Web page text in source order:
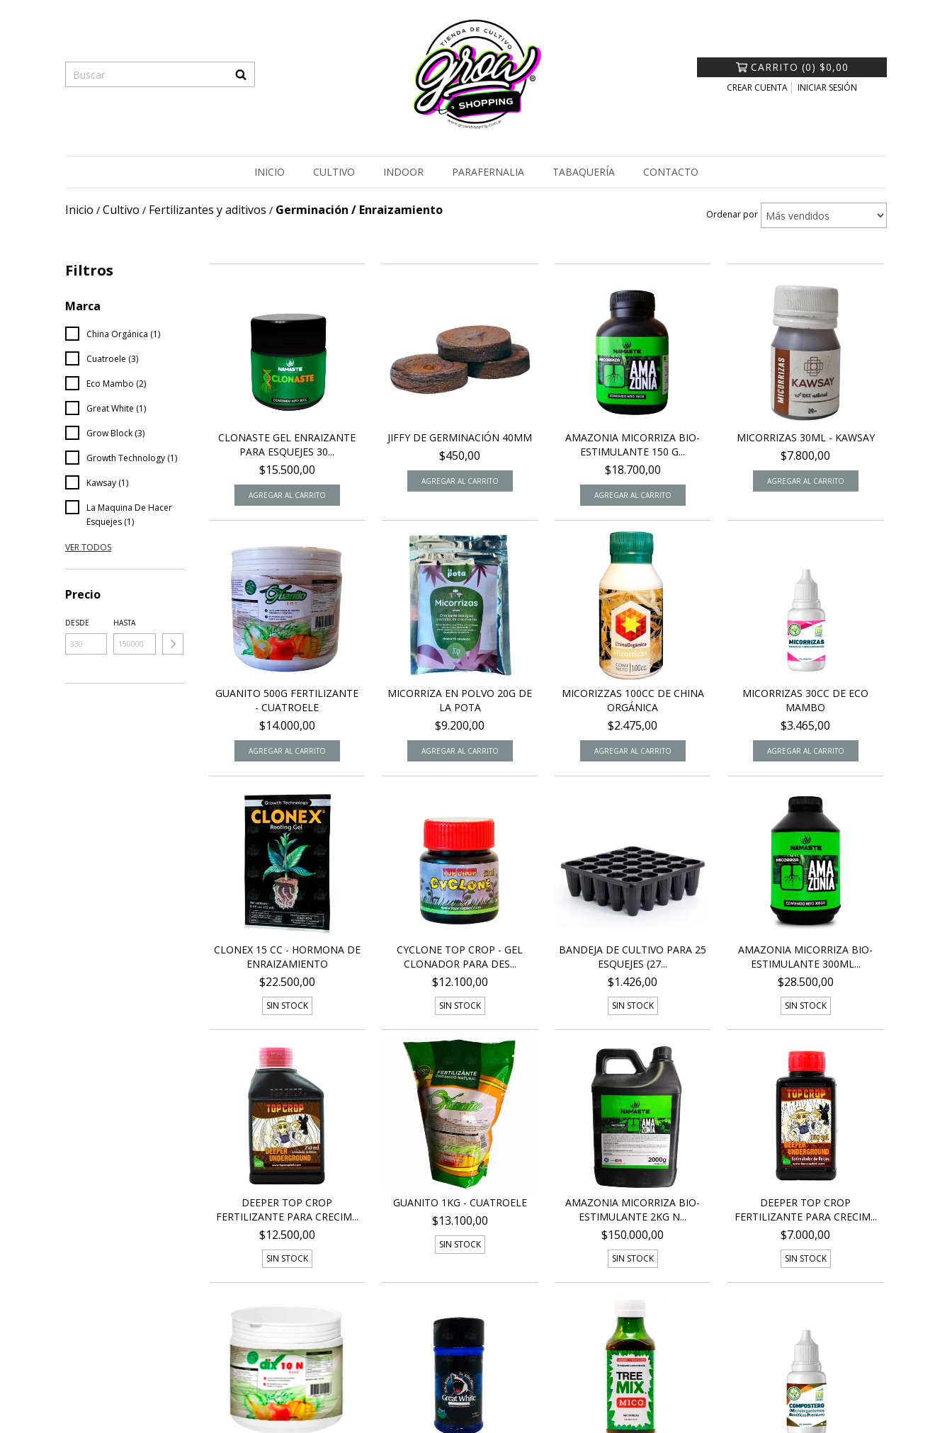
CARRITO (0) $0,00
CREAR CUENTA INICIAR SESIÓN
INICIO CULTIVO INDOOR PARAFERNALIA TABAQUERÍA CONTACTO
Inicio / Cultivo / Fertilizantes y aditivos / Germinación / Enraizamiento Ordenar por
Filtros
Marca
China Orgánica (1)
Cuatroele (3)
Eco Mambo (2)
Great White (1)
Grow Block (3)
Growth Technology (1)
Kawsay (1)
La Maquina De Hacer
Esquejes (1)
VER TODOS
Precio
DESDE HASTA
CLONASTE GEL ENRAIZANTE
PARA ESQUEJES 30...
$15.500,00
JIFFY DE GERMINACIÓN 40MM
$450,00
AMAZONIA MICORRIZA BIO-
ESTIMULANTE 150 G...
$18.700,00
MICORRIZAS 30ML - KAWSAY
$7.800,00
GUANITO 500G FERTILIZANTE
- CUATROELE
$14.000,00
MICORRIZA EN POLVO 20G DE
LA POTA
$9.200,00
MICORIZZAS 100CC DE CHINA
ORGÁNICA
$2.475,00
MICORRIZAS 30CC DE ECO
MAMBO
$3.465,00
CLONEX 15 CC - HORMONA DE
ENRAIZAMIENTO
$22.500,00
SIN STOCK
CYCLONE TOP CROP - GEL
CLONADOR PARA DES...
$12.100,00
SIN STOCK
BANDEJA DE CULTIVO PARA 25
ESQUEJES (27...
$1.426,00
SIN STOCK
AMAZONIA MICORRIZA BIO-
ESTIMULANTE 300ML...
$28.500,00
SIN STOCK
DEEPER TOP CROP
FERTILIZANTE PARA CRECIM...
$12.500,00
SIN STOCK
GUANITO 1KG - CUATROELE
$13.100,00
SIN STOCK
AMAZONIA MICORRIZA BIO-
ESTIMULANTE 2KG N...
$150.000,00
SIN STOCK
DEEPER TOP CROP
FERTILIZANTE PARA CRECIM...
$7.000,00
SIN STOCK